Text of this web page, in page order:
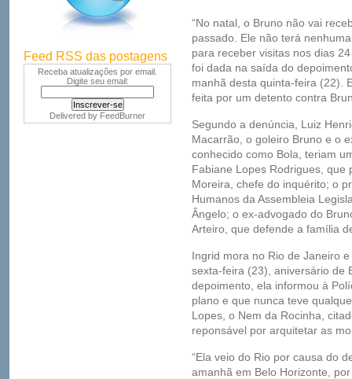
Feed RSS das postagens
Receba atualizações por email.
Digite seu email:
Delivered by FeedBurner
“No natal, o Bruno não vai
passado. Ele não terá
para receber visitas nos dias
foi dada na saída do
manhã desta quinta-feira (22).
feita por um detento contra
Segundo a denúncia, Luiz
Macarrão, o goleiro Bruno e o
conhecido como Bola, teriam
Fabiane Lopes Rodrigues, que
Moreira, chefe do inquérito; o
Humanos da Assembleia
Ângelo; o ex-advogado do
Arteiro, que defende a família
Ingrid mora no Rio de Janeiro
sexta-feira (23), aniversário de
depoimento, ela informou à
plano e que nunca teve
Lopes, o Nem da Rocinha,
reponsável por arquitetar as
“Ela veio do Rio por causa do
amanhã em Belo Horizonte,